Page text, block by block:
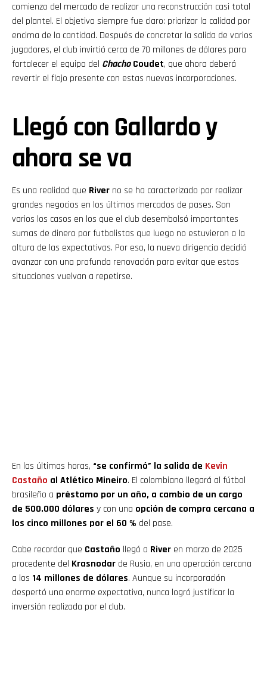
comienzo del mercado de realizar una reconstrucción casi total
del plantel. El objetivo siempre fue claro: priorizar la calidad por
encima de la cantidad. Después de concretar la salida de varios
jugadores, el club invirtió cerca de 70 millones de dólares para
fortalecer el equipo del ChachoCoudet, que ahora deberá
revertir el flojo presente con estas nuevas incorporaciones.
Llegó con Gallardo y
ahora se va
Es una realidad que River no se ha caracterizado por realizar
grandes negocios en los últimos mercados de pases. Son
varios los casos en los que el club desembolsó importantes
sumas de dinero por futbolistas que luego no estuvieron a la
altura de las expectativas. Por eso, la nueva dirigencia decidió
avanzar con una profunda renovación para evitar que estas
situaciones vuelvan a repetirse.
En las últimas horas, “se confirmó” la salida de Kevin
Castaño al Atlético Mineiro. El colombiano llegará al fútbol
brasileño a préstamo por un año, a cambio de un cargo
de 500.000 dólares y con una opción de compra cercana a
los cinco millones por el 60 % del pase.
Cabe recordar que Castaño llegó a River en marzo de 2025
procedente del Krasnodar de Rusia, en una operación cercana
a los 14 millones de dólares. Aunque su incorporación
despertó una enorme expectativa, nunca logró justificar la
inversión realizada por el club.